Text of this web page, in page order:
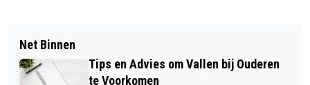
Net Binnen
Tips en Advies om Vallen bij Ouderen
te Voorkomen